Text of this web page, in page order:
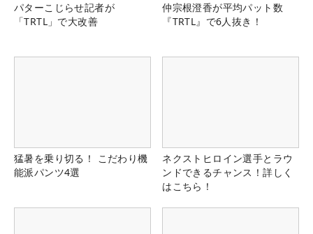
パターこじらせ記者が
「TRTL」で大改善
仲宗根澄香が平均パット数
『TRTL』で6人抜き！
猛暑を乗り切る！ こだわり機
能派パンツ4選
ネクストヒロイン選手とラウ
ンドできるチャンス！詳しく
はこちら！